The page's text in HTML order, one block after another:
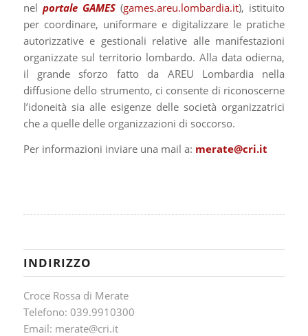
nel portale GAMES (games.areu.lombardia.it), istituito
per coordinare, uniformare e digitalizzare le pratiche
autorizzative e gestionali relative alle manifestazioni
organizzate sul territorio lombardo. Alla data odierna,
il grande sforzo fatto da AREU Lombardia nella
diffusione dello strumento, ci consente di riconoscerne
l’idoneità sia alle esigenze delle società organizzatrici
che a quelle delle organizzazioni di soccorso.
Per informazioni inviare una mail a: merate@cri.it
INDIRIZZO
Croce Rossa di Merate
Telefono: 039.9910300
Email: merate@cri.it